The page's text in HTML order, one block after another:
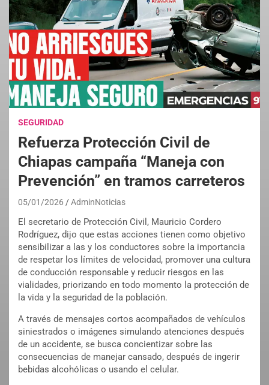
SEGURIDAD
Refuerza Protección Civil de
Chiapas campaña “Maneja con
Prevención” en tramos carreteros
05/01/2026 AdminNoticias
El secretario de Protección Civil, Mauricio Cordero
Rodríguez, dijo que estas acciones tienen como objetivo
sensibilizar a las y los conductores sobre la importancia
de respetar los límites de velocidad, promover una cultura
de conducción responsable y reducir riesgos en las
vialidades, priorizando en todo momento la protección de
la vida y la seguridad de la población.
A través de mensajes cortos acompañados de vehículos
siniestrados o imágenes simulando atenciones después
de un accidente, se busca concientizar sobre las
consecuencias de manejar cansado, después de ingerir
bebidas alcohólicas o usando el celular.